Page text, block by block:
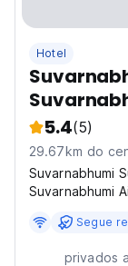
Hotel
5.4(5)
29.67km do
Suvarnabhumi
Suvarnabhumi
provides 24-
in all areas,
Segue
privados